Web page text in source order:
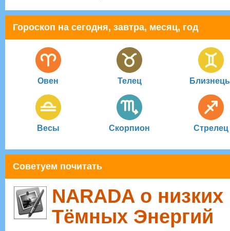
Гороскоп на сегодня, завтра, месяц, год
Овен Телец
Весы Скорпион Стрелец
Советуем почитать
NARADA о
Тёмных Энергий